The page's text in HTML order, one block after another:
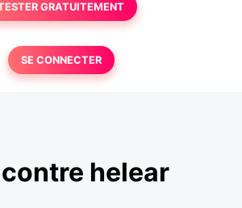
GRATUITEMENT
SE CONNECTER
helear